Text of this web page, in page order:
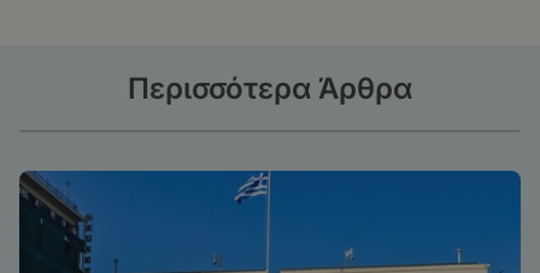
Περισσότερα Άρθρα